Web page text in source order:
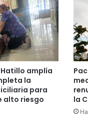
amplía
la
para
alto riesgo
la